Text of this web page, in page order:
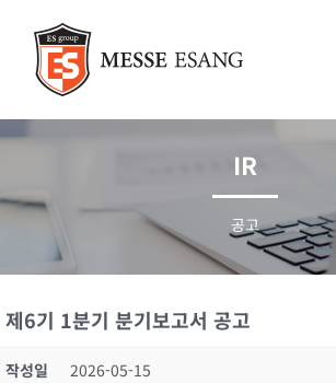
건
너
기
IR
공고
제6기 1분기 분기보고서 공고
작성일
2026-05-15